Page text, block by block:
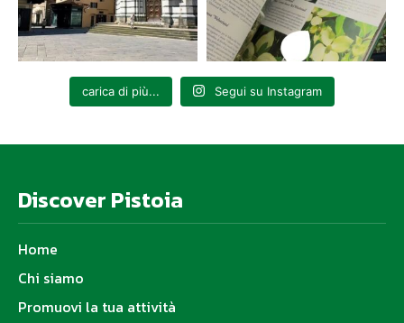
carica di più... Segui su Instagram
Discover Pistoia
Home
Chi siamo
Promuovi la tua attività